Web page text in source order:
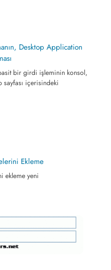
Desktop Application
bir girdi işleminin konsol,
sayfası içerisindeki
Ekleme
ekleme yeni